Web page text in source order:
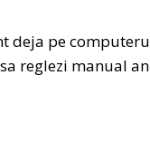
deja pe
reglezi manual